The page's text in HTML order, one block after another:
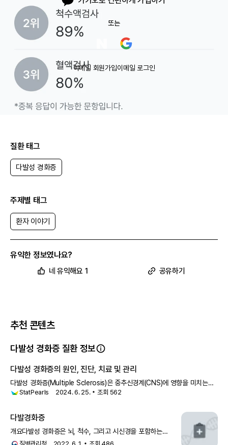
Part 3. 치료 정보
마지막으로 치료 및 관리, 질환 인식과 관련된 내용이에요.
설문에 참여한 다발성 경화증 환자가 처음 사용한 치료제는 스테로이드
(소론도 포함)가 28%로 가장 많았고, 그다음으로 베타페론, 텍피데라가
뒤를 이었어요.
타렉스, 오바지오, 마벤클라드, 레비프, 리툭시맙이었어요.
또는
이메일 회원가입이메일 로그인
질환 태그
다발성 경화증
주제별 태그
환자 이야기
유익한 정보였나요?
네 유익해요 1 공유하기
추천 콘텐츠
다발성 경화증 질환 정보
다발성 경화증의 원인, 진단, 치료 및 관리
다발성 경화증(Multiple Sclerosis)은 중추신경계(CNS)에 영향을 미치는
만성 자가면역 질환으로, 염증, 탈수초, 신경교증, 신경
StatPearls 2024. 6. 25. 조회 562
다발경화증
개요다발성 경화증은 뇌, 척수, 그리고 시신경을 포함하는
중추신경계에 발생하는 만성 신경면역계질환입니다. 이 질환의